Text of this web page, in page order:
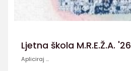
Ljetna škola M.R.E.Ž.A. '26
Apliciraj ...